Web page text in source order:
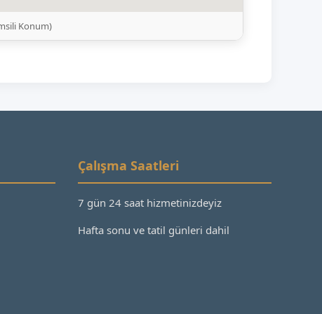
Konum)
Çalışma Saatleri
7 gün 24 saat hizmetinizdeyiz
Hafta sonu ve tatil günleri dahil